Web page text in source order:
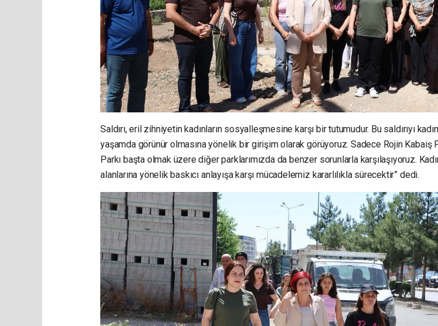
Saldırı, eril zihniyetin kadınların sosyalleşmesine karşı bir tutumudur. Bu saldırıyı
yaşamda görünür olmasına yönelik bir girişim olarak görüyoruz. Sadece Rojin Kabaiş
Parkı başta olmak üzere diğer parklarımızda da benzer sorunlarla karşılaşıyoruz.
alanlarına yönelik baskıcı anlayışa karşı mücadelemiz kararlılıkla sürecektir” dedi.